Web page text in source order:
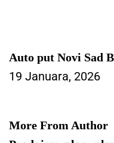
Auto put Novi Sad
19 Januara, 2026
More From Author